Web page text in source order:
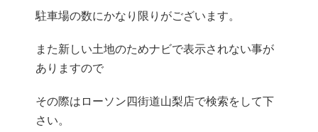
駐車場の数にかなり限りがございます。
また新しい土地のためナビで表示されない事が
ありますので
その際はローソン四街道山梨店で検索をして下
さい。